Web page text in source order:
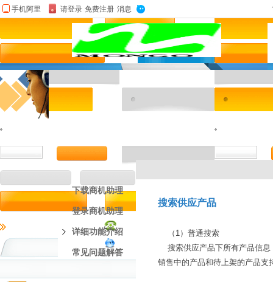
下载商机助理
登录商机助理
详细功能介绍
常见问题解答
搜索供应产品
（1）普通搜索
搜索供应产品下所有产品信息
销售中的产品和待上架的产品支